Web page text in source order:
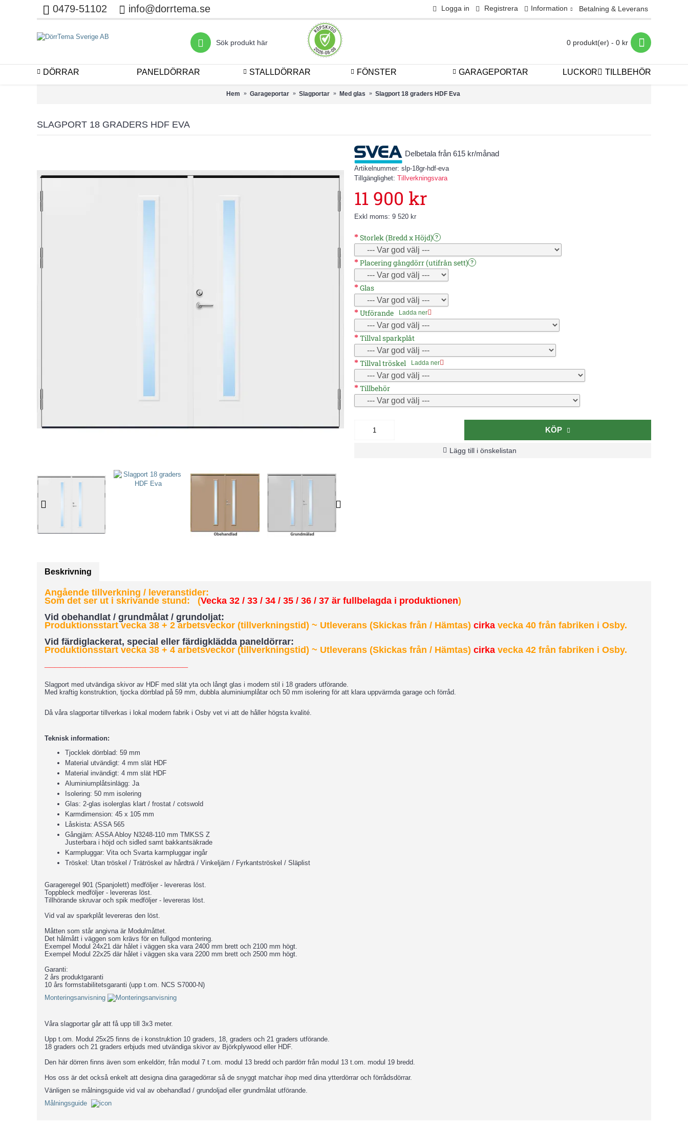
0479-51102 info@dorrtema.se Logga in Registrera Information Betalning & Leverans
0 produkt(er) - 0 kr
DÖRRAR PANELDÖRRAR STALLDÖRRAR FÖNSTER GARAGEPORTAR LUCKOR TILLBEHÖR
Hem Garageportar Slagportar Med glas Slagport 18 graders HDF Eva
SLAGPORT 18 GRADERS HDF EVA
Delbetala från 615 kr/månad
Artikelnummer: slp-18gr-hdf-eva
Tillgänglighet: Tillverkningsvara
11 900 kr
Exkl moms: 9 520 kr
Storlek (Bredd x Höjd) ?
Placering gångdörr (utifrån sett) ?
Glas
Utförande Ladda ner
Tillval sparkplåt
Tillval tröskel Ladda ner
Tillbehör
KÖP
Lägg till i önskelistan
Beskrivning
Angående tillverkning / leveranstider:
Som det ser ut i skrivande stund: (Vecka 32 / 33 / 34 / 35 / 36 / 37 är fullbelagda i produktionen)
Vid obehandlat / grundmålat / grundoljat:
Produktionsstart vecka 38 + 2 arbetsveckor (tillverkningstid) ~ Utleverans (Skickas från / Hämtas) cirka vecka 40 från fabriken i Osby.
Vid färdiglackerat, special eller färdigklädda paneldörrar:
Produktionsstart vecka 38 + 4 arbetsveckor (tillverkningstid) ~ Utleverans (Skickas från / Hämtas) cirka vecka 42 från fabriken i Osby.
Slagport med utvändiga skivor av HDF med slät yta och långt glas i modern stil i 18 graders utförande.
Med kraftig konstruktion, tjocka dörrblad på 59 mm, dubbla aluminiumplåtar och 50 mm isolering för att klara uppvärmda garage och förråd.
Då våra slagportar tillverkas i lokal modern fabrik i Osby vet vi att de håller högsta kvalité.
Teknisk information:
Tjocklek dörrblad: 59 mm
Material utvändigt: 4 mm slät HDF
Material invändigt: 4 mm slät HDF
Aluminiumplåtsinlägg: Ja
Isolering: 50 mm isolering
Glas: 2-glas isolerglas klart / frostat / cotswold
Karmdimension: 45 x 105 mm
Låskista: ASSA 565
Gångjärn: ASSA Abloy N3248-110 mm TMKSS Z
Justerbara i höjd och sidled samt bakkantsäkrade
Karmpluggar: Vita och Svarta karmpluggar ingår
Tröskel: Utan tröskel / Trätröskel av hårdträ / Vinkeljärn / Fyrkantströskel / Släplist
Garageregel 901 (Spanjolett) medföljer - levereras löst.
Toppbleck medföljer - levereras löst.
Tillhörande skruvar och spik medföljer - levereras löst.
Vid val av sparkplåt levereras den löst.
Måtten som står angivna är Modulmåttet.
Det hålmått i väggen som krävs för en fullgod montering.
Exempel Modul 24x21 där hålet i väggen ska vara 2400 mm brett och 2100 mm högt.
Exempel Modul 22x25 där hålet i väggen ska vara 2200 mm brett och 2500 mm högt.
Garanti:
2 års produktgaranti
10 års formstabilitetsgaranti (upp t.om. NCS S7000-N)
Monteringsanvisning
Våra slagportar går att få upp till 3x3 meter.
Upp t.om. Modul 25x25 finns de i konstruktion 10 graders, 18, graders och 21 graders utförande.
18 graders och 21 graders erbjuds med utvändiga skivor av Björkplywood eller HDF.
Den här dörren finns även som enkeldörr, från modul 7 t.om. modul 13 bredd och pardörr från modul 13 t.om. modul 19 bredd.
Hos oss är det också enkelt att designa dina garagedörrar så de snyggt matchar ihop med dina ytterdörrar och förrådsdörrar.
Vänligen se målningsguide vid val av obehandlad / grundoljad eller grundmålat utförande.
Målningsguide